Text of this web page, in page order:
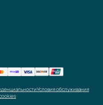
Условия обслуживания